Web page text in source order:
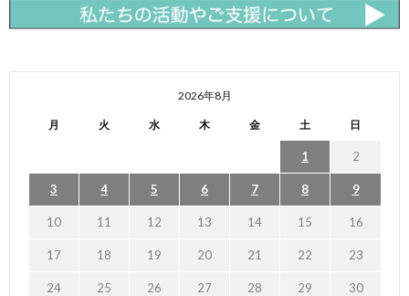
2026年8月
月 火 水 木 金 土 日
1 2
3 4 5 6 7 8 9
10 11 12 13 14 15 16
17 18 19 20 21 22 23
24 25 26 27 28 29 30